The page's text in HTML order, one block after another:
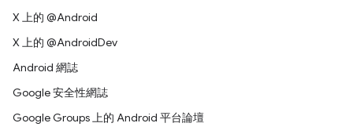
X 上的 @Android
X 上的 @AndroidDev
Android 網誌
Google 安全性網誌
Google Groups 上的 Android 平台論壇